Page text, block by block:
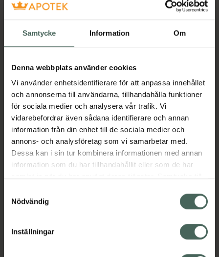
Samtycke Information Om
Denna webbplats använder cookies
Vi använder enhetsidentifierare för att anpassa innehållet
och annonserna till användarna, tillhandahålla funktioner
för sociala medier och analysera vår trafik. Vi
vidarebefordrar även sådana identifierare och annan
information från din enhet till de sociala medier och
annons- och analysföretag som vi samarbetar med.
Dessa kan i sin tur kombinera informationen med annan
information som du har tillhandahållit eller som de har
återkalla ditt samtycke via webbplatsens
cookieinställningar. Ett återkallat samtycke påverkar inte
lagligheten av behandling som skett innan återkallelsen.
Nödvändig
Inställningar
Köp via ditt recept
Beskrivning Dölj
Läs alltid bipacksedeln innan
användning.
EAN:07038319122628
Visa